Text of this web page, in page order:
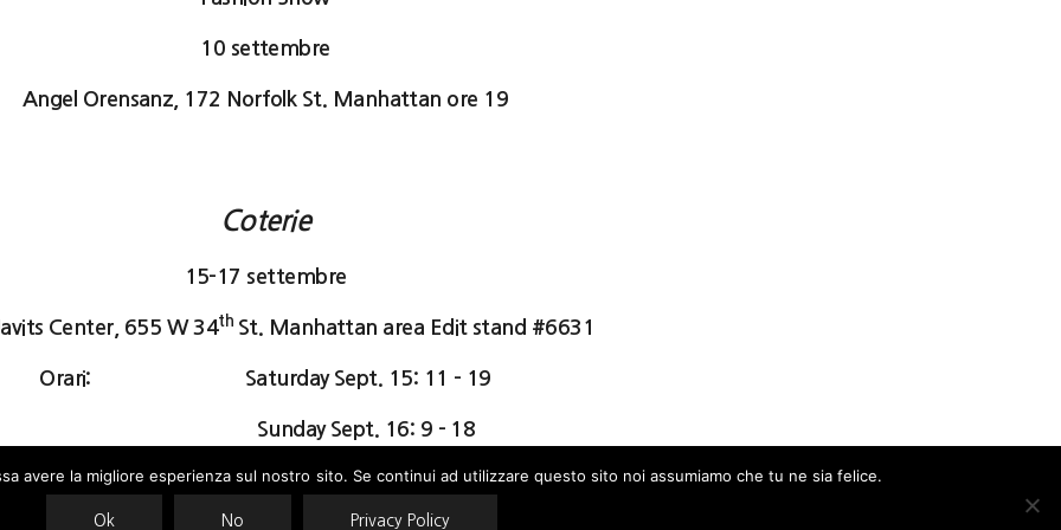
10 settembre
Angel Orensanz, 172 Norfolk St. Manhattan ore 19
Coterie
15-17 settembre
Center, 655 W 34th St. Manhattan area Edit stand #6631
Orari: Saturday Sept. 15: 11 – 19
Sunday Sept. 16: 9 – 18
Monday Sept. 17: 9 -17
avere la migliore esperienza sul nostro sito. Se continui ad utilizzare questo sito noi assumiamo che tu ne sia felice.
Ok No Privacy Policy